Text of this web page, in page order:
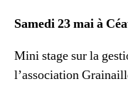
Samedi 23 mai à
Mini stage sur la
l’association